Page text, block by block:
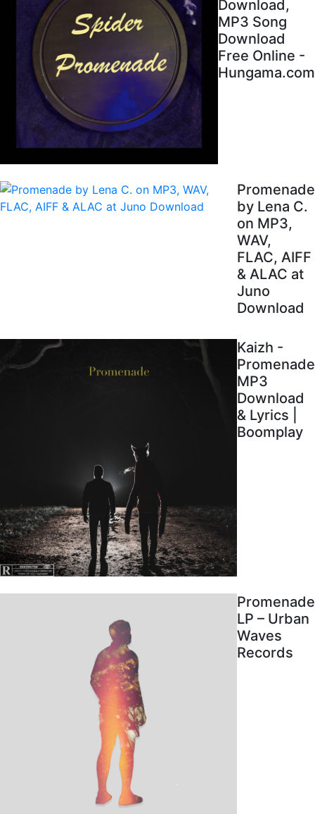
Download,
MP3 Song
Download
Free Online -
Hungama.com
Promenade
by Lena C.
on MP3,
WAV,
FLAC, AIFF
& ALAC at
Juno
Download
Kaizh -
Promenade
MP3
Download
& Lyrics |
Boomplay
Promenade
LP – Urban
Waves
Records